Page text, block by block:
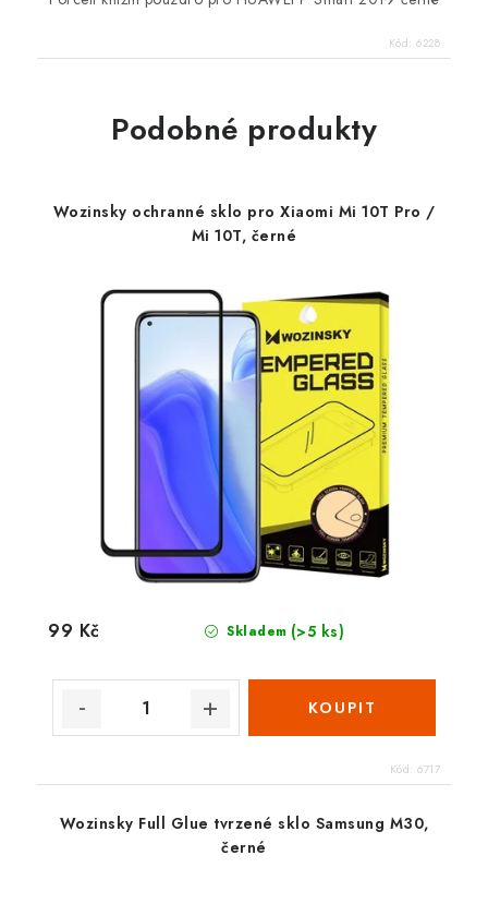
Kód: 6228
Podobné produkty
Wozinsky ochranné sklo pro Xiaomi Mi 10T Pro /
Mi 10T, černé
Skladem (>5 ks)
99 Kč
Kód: 6717
Wozinsky Full Glue tvrzené sklo Samsung M30,
černé